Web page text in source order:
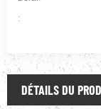
:
DÉTAILS DU